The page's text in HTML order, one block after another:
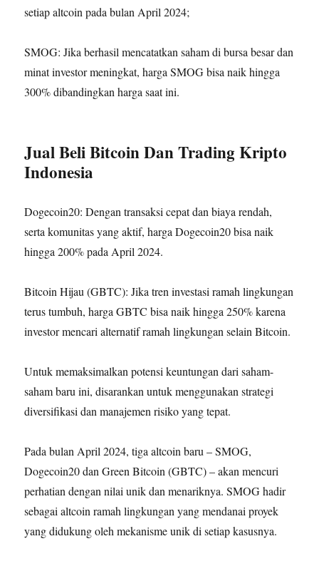
setiap altcoin pada bulan April 2024;
SMOG: Jika berhasil mencatatkan saham di bursa besar dan
minat investor meningkat, harga SMOG bisa naik hingga
300% dibandingkan harga saat ini.
Jual Beli Bitcoin Dan Trading Kripto
Indonesia
Dogecoin20: Dengan transaksi cepat dan biaya rendah,
serta komunitas yang aktif, harga Dogecoin20 bisa naik
hingga 200% pada April 2024.
Bitcoin Hijau (GBTC): Jika tren investasi ramah lingkungan
terus tumbuh, harga GBTC bisa naik hingga 250% karena
investor mencari alternatif ramah lingkungan selain Bitcoin.
Untuk memaksimalkan potensi keuntungan dari saham-
saham baru ini, disarankan untuk menggunakan strategi
diversifikasi dan manajemen risiko yang tepat.
Pada bulan April 2024, tiga altcoin baru – SMOG,
Dogecoin20 dan Green Bitcoin (GBTC) – akan mencuri
perhatian dengan nilai unik dan menariknya. SMOG hadir
sebagai altcoin ramah lingkungan yang mendanai proyek
yang didukung oleh mekanisme unik di setiap kasusnya.